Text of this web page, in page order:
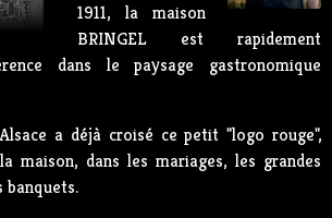
1911, la maison
BRINGEL est rapidement
dans le paysage gastronomique
a déjà croisé ce petit "logo rouge",
maison, dans les mariages, les grandes
banquets.